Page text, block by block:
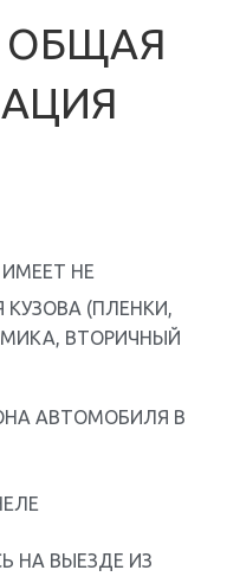
ОБЩАЯ
НЕ
(ПЛЕНКИ,
ВТОРИЧНЫЙ
АВТОМОБИЛЯ В
НА ВЫЕЗДЕ ИЗ